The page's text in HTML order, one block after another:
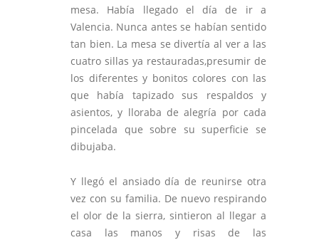
mesa. Había llegado el día de ir a
Valencia. Nunca antes se habían sentido
tan bien. La mesa se divertía al ver a las
cuatro sillas ya restauradas,presumir de
los diferentes y bonitos colores con las
que había tapizado sus respaldos y
asientos, y lloraba de alegría por cada
pincelada que sobre su superficie se
dibujaba.
Y llegó el ansiado día de reunirse otra
vez con su familia. De nuevo respirando
el olor de la sierra, sintieron al llegar a
casa las manos y risas de las